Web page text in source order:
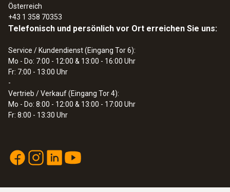
Österreich
+43 1 358 70353
Telefonisch und persönlich vor Ort erreichen Sie uns:
Service / Kundendienst (Eingang Tor 6):
Mo - Do: 7:00 - 12:00 & 13:00 - 16:00 Uhr
Fr: 7:00 - 13:00 Uhr
-
Vertrieb / Verkauf (Eingang Tor 4):
Mo - Do: 8:00 - 12:00 & 13:00 - 17:00 Uhr
Fr: 8:00 - 13:30 Uhr